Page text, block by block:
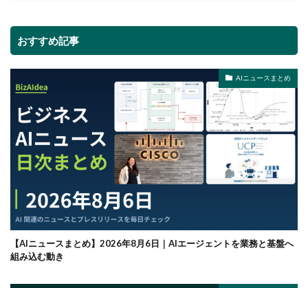
おすすめ記事
AIニュースまとめ
【AIニュースまとめ】2026年8月6日｜AIエージェントを業務と基盤へ
組み込む動き